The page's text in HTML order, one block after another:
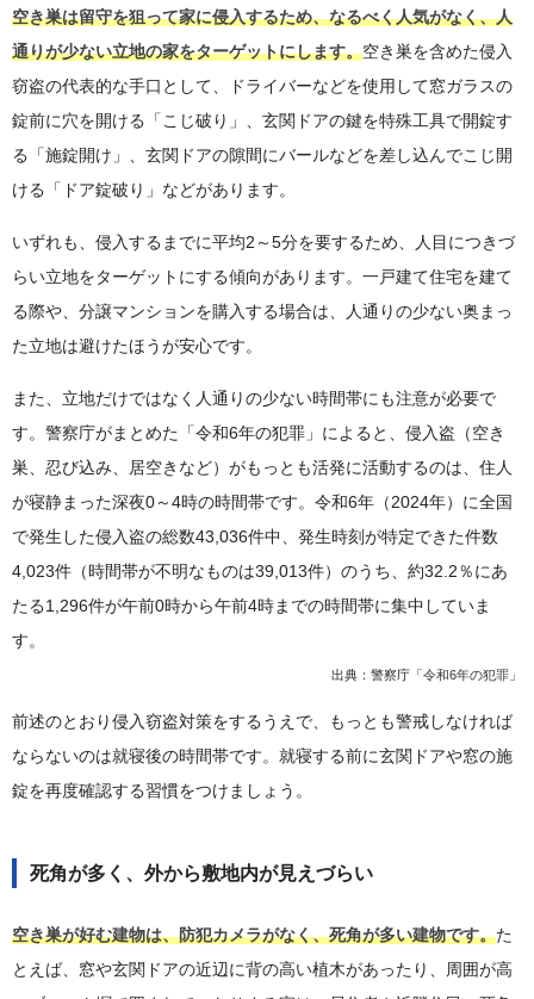
空き巣は留守を狙って家に侵入するため、なるべく人気がなく、人
通りが少ない立地の家をターゲットにします。空き巣を含めた侵入
窃盗の代表的な手口として、ドライバーなどを使用して窓ガラスの
錠前に穴を開ける「こじ破り」、玄関ドアの鍵を特殊工具で開錠す
る「施錠開け」、玄関ドアの隙間にバールなどを差し込んでこじ開
ける「ドア錠破り」などがあります。
いずれも、侵入するまでに平均2～5分を要するため、人目につきづ
らい立地をターゲットにする傾向があります。一戸建て住宅を建て
る際や、分譲マンションを購入する場合は、人通りの少ない奥まっ
た立地は避けたほうが安心です。
また、立地だけではなく人通りの少ない時間帯にも注意が必要で
す。警察庁がまとめた「令和6年の犯罪」によると、侵入盗（空き
巣、忍び込み、居空きなど）がもっとも活発に活動するのは、住人
が寝静まった深夜0～4時の時間帯です。令和6年（2024年）に全国
で発生した侵入盗の総数43,036件中、発生時刻が特定できた件数
4,023件（時間帯が不明なものは39,013件）のうち、約32.2％にあ
たる1,296件が午前0時から午前4時までの時間帯に集中していま
す。
出典：警察庁「令和6年の犯罪 」
前述のとおり侵入窃盗対策をするうえで、もっとも警戒しなければ
ならないのは就寝後の時間帯です。就寝する前に玄関ドアや窓の施
錠を再度確認する習慣をつけましょう。
死角が多く、外から敷地内が見えづらい
空き巣が好む建物は、防犯カメラがなく、死角が多い建物です。た
とえば、窓や玄関ドアの近辺に背の高い植木があったり、周囲が高